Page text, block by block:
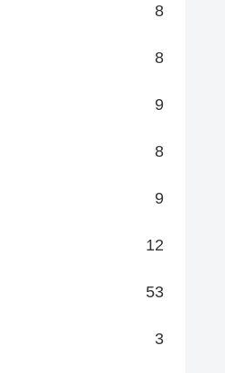
8
8
9
8
9
12
53
3